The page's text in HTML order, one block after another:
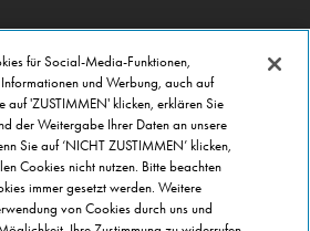
für Social-Media-Funktionen,
und Werbung, auch auf
auf 'ZUSTIMMEN' klicken, erklären Sie
der Weitergabe Ihrer Daten an unsere
Sie auf ‘NICHT ZUSTIMMEN’ klicken,
Cookies nicht nutzen. Bitte beachten
immer gesetzt werden. Weitere
von Cookies durch uns und